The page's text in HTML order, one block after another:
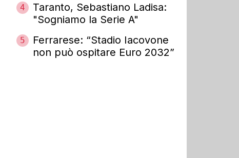
4
Taranto, Sebastiano Ladisa:
"Sogniamo la Serie A"
5
Ferrarese: “Stadio Iacovone
non può ospitare Euro 2032”